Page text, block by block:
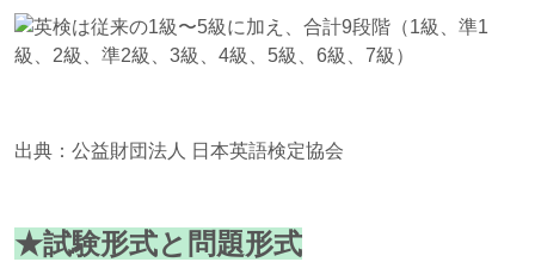
出典：公益財団法人 日本英語検定協会
★試験形式と問題形式